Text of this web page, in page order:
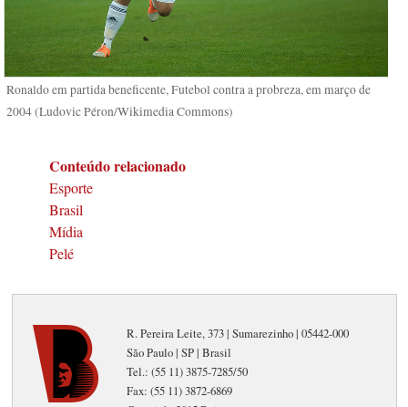
Ronaldo em partida beneficente, Futebol contra a probreza, em março de
2004 (Ludovic Péron/Wikimedia Commons)
Conteúdo relacionado
Esporte
Brasil
Mídia
Pelé
R. Pereira Leite, 373 | Sumarezinho | 05442-000
São Paulo | SP | Brasil
Tel.: (55 11) 3875-7285/50
Fax: (55 11) 3872-6869